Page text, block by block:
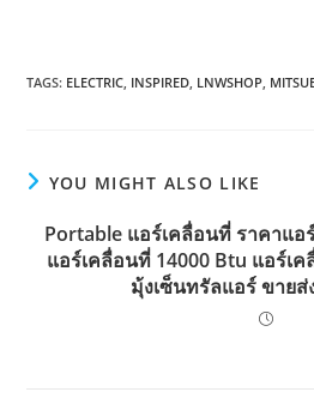
TAGS: ELECTRIC, INSPIRED, LNWSHOP,
YOU MIGHT ALSO LIKE
Portable แอร์เคลื่อนที่ ราคาแอ
แอร์เคลื่อนที่ 14000 Btu แอร์เ
มุ้งเซ็นทรัลแอร์ ขายส่